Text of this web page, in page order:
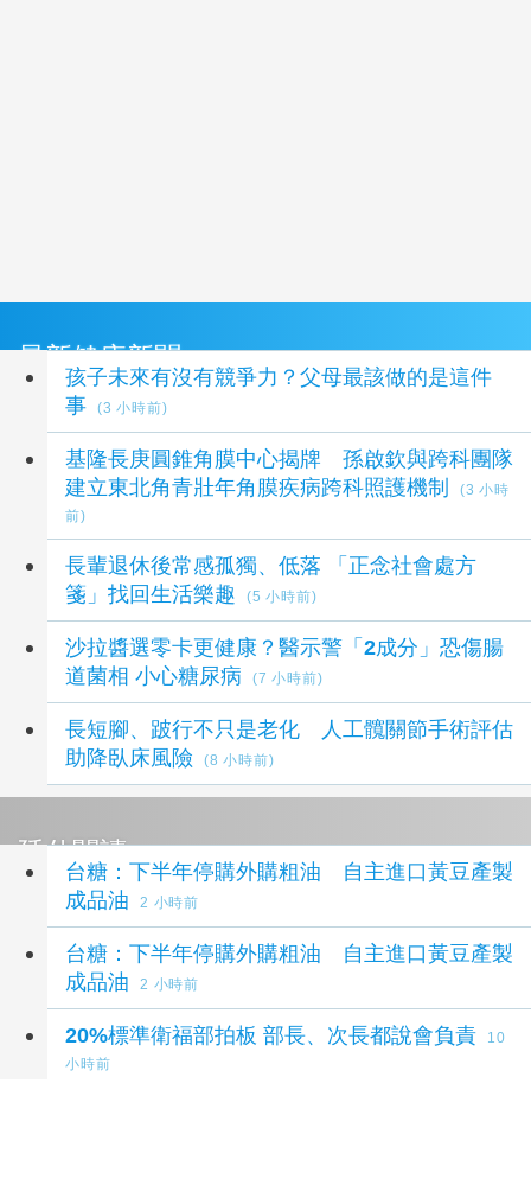
最新健康新聞
孩子未來有沒有競爭力？父母最該做的是這件
事
(3 小時前)
基隆長庚圓錐角膜中心揭牌 孫啟欽與跨科團隊
建立東北角青壯年角膜疾病跨科照護機制
(3 小時
前)
長輩退休後常感孤獨、低落 「正念社會處方
箋」找回生活樂趣
(5 小時前)
沙拉醬選零卡更健康？醫示警「2成分」恐傷腸
道菌相 小心糖尿病
(7 小時前)
長短腳、跛行不只是老化 人工髖關節手術評估
助降臥床風險
(8 小時前)
延伸閱讀
台糖：下半年停購外購粗油 自主進口黃豆產製
成品油
2 小時前
台糖：下半年停購外購粗油 自主進口黃豆產製
成品油
2 小時前
20%標準衛福部拍板 部長、次長都說會負責
10
小時前